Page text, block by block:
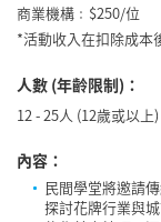
商業機構﹕$250/位
*活動收入在扣除成本
人數 (年齡限制)：
12 - 25人 (12歲或以上)
內容：
民間學堂將邀請
探討花牌行業與